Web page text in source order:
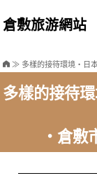
倉敷旅游網站
≫ 多樣的接待環境・日
多樣的接待
・倉